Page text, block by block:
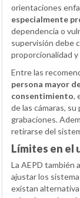
orientaciones
especialmente
dependencia o
supervisión debe
proporcionalidad y
Entre las
persona mayor
consentimiento,
de las cámaras,
grabaciones.
retirarse del
Límites en el
La AEPD también
ajustar los
existan